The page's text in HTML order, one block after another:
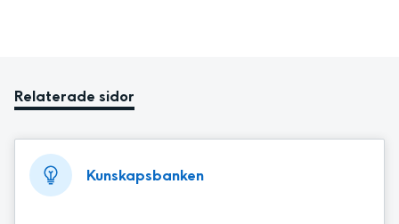
Relaterade sidor
Kunskapsbanken